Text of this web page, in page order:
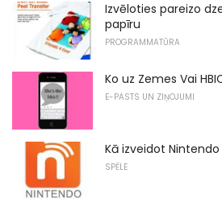
Izvēloties pareizo
papīru
PROGRAMMATŪRA
Ko uz Zemes Vai
E-PASTS UN ZIŅOJUMI
Kā izveidot Nintendo
SPĒLE